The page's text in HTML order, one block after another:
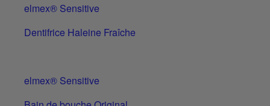
elmex® Sensitive
Dentifrice Haleine Fraîche
elmex® Sensitive